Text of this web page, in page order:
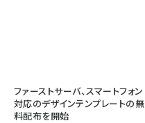
ファーストサーバ、スマートフォン
対応のデザインテンプレートの無
料配布を開始